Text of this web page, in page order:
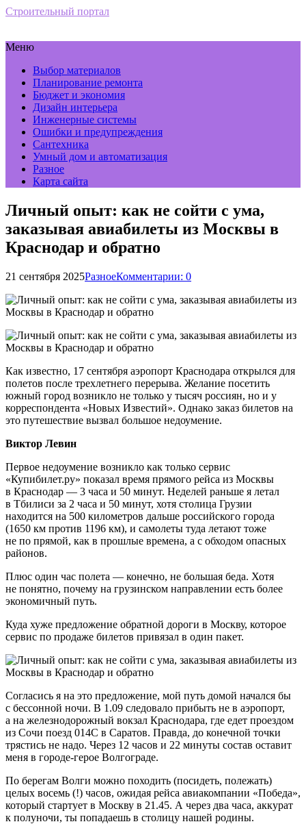
Строительный портал
Меню
Выбор материалов
Планирование ремонта
Бюджет и экономия
Дизайн интерьера
Инженерные системы
Ошибки и предупреждения
Сантехника
Умный дом и автоматизация
Разное
Карта сайта
Личный опыт: как не сойти с ума,
заказывая авиабилеты из Москвы в
Краснодар и обратно
21 сентября 2025РазноеКомментарии: 0
Как известно, 17 сентября аэропорт Краснодара открылся для
полетов после трехлетнего перерыва. Желание посетить
южный город возникло не только у тысяч россиян, но и у
корреспондента «Новых Известий». Однако заказ билетов на
это путешествие вызвал большое недоумение.
Виктор Левин
Первое недоумение возникло как только сервис
«Купибилет.ру» показал время прямого рейса из Москвы
в Краснодар — 3 часа и 50 минут. Неделей раньше я летал
в Тбилиси за 2 часа и 50 минут, хотя столица Грузии
находится на 500 километров дальше российского города
(1650 км против 1196 км), и самолеты туда летают тоже
не по прямой, как в прошлые времена, а с обходом опасных
районов.
Плюс один час полета — конечно, не большая беда. Хотя
не понятно, почему на грузинском направлении есть более
экономичный путь.
Куда хуже предложение обратной дороги в Москву, которое
сервис по продаже билетов привязал в один пакет.
Согласись я на это предложение, мой путь домой начался бы
с бессонной ночи. В 1.09 следовало прибыть не в аэропорт,
а на железнодорожный вокзал Краснодара, где едет проездом
из Сочи поезд 014С в Саратов. Правда, до конечной точки
трястись не надо. Через 12 часов и 22 минуты состав оставит
меня в городе-герое Волгограде.
По берегам Волги можно походить (посидеть, полежать)
целых восемь (!) часов, ожидая рейса авиакомпании «Победа»,
который стартует в Москву в 21.45. А через два часа, аккурат
к полуночи, ты попадаешь в столицу нашей родины.